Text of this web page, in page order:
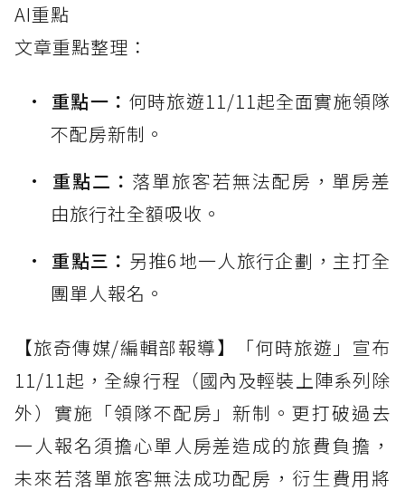
AI重點
文章重點整理：
重點一： 何時旅遊11/11起全面實施領隊
不配房新制。
重點二： 落單旅客若無法配房，單房差
由旅行社全額吸收。
重點三： 另推6地一人旅行企劃，主打全
團單人報名。
【旅奇傳媒/編輯部報導】「何時旅遊」宣布
11/11起，全線行程（國內及輕裝上陣系列除
外）實施「領隊不配房」新制。更打破過去
一人報名須擔心單人房差造成的旅費負擔，
未來若落單旅客無法成功配房，衍生費用將